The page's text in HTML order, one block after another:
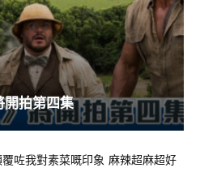
開拍第四集
咗我對素菜嘅印象 麻辣超麻超好